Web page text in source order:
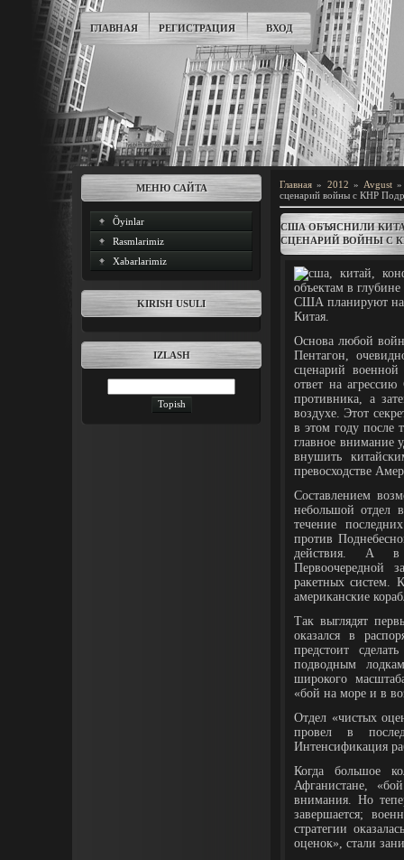
ГЛАВНАЯ РЕГИСТРАЦИЯ ВХОД
МЕНЮ САЙТА
Õyinlar
Rasmlarimiz
Xabarlarimiz
KIRISH USULI
IZLASH
Главная » 2012 » Avgust »
сценарий войны с КНР
США ОБЪЯСНИЛИ
СЦЕНАРИЙ ВОЙНЫ С
США планируют
Китая.
Основа любой
Пентагон,
сценарий
ответ на
противника, а
воздухе. Этот
в этом году после
главное внимание
внушить
превосходстве
Составлением
небольшой отдел
течение
против
действия. А в
Первоочередной
ракетных систем.
американские
Так выглядят
оказался в
предстоит
подводным
широкого
«бой на море и в
Отдел «чистых
провел в
Интенсификация
Когда большое
Афганистане,
внимания. Но
завершается;
стратегии
оценок», стали